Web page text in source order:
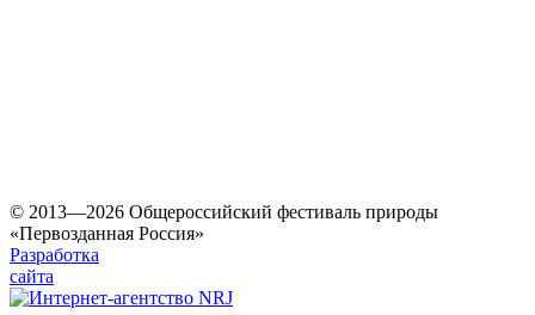
© 2013—2026 Общероссийский фестиваль природы
«Первозданная Россия»
Разработка
сайта